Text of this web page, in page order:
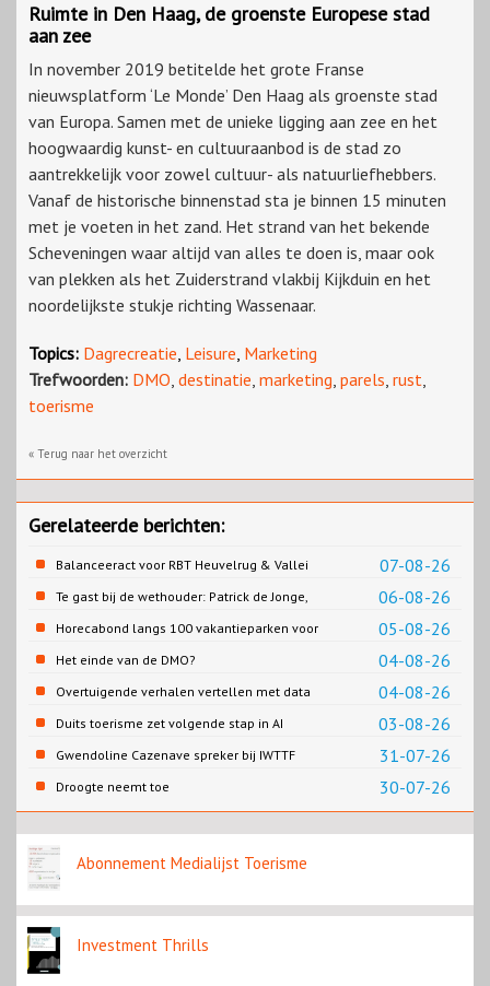
Ruimte in Den Haag, de groenste Europese stad
aan zee
In november 2019 betitelde het grote Franse
nieuwsplatform ‘Le Monde’ Den Haag als groenste stad
van Europa. Samen met de unieke ligging aan zee en het
hoogwaardig kunst- en cultuuraanbod is de stad zo
aantrekkelijk voor zowel cultuur- als natuurliefhebbers.
Vanaf de historische binnenstad sta je binnen 15 minuten
met je voeten in het zand. Het strand van het bekende
Scheveningen waar altijd van alles te doen is, maar ook
van plekken als het Zuiderstrand vlakbij Kijkduin en het
noordelijkste stukje richting Wassenaar.
Topics: Dagrecreatie, Leisure, Marketing
Trefwoorden: DMO, destinatie, marketing, parels, rust,
toerisme
« Terug naar het overzicht
Gerelateerde berichten:
07-08-26
Balanceeract voor RBT Heuvelrug & Vallei
06-08-26
Te gast bij de wethouder: Patrick de Jonge,
Gemeente Emmen
05-08-26
Horecabond langs 100 vakantieparken voor
Cao-recreatie
04-08-26
Het einde van de DMO?
04-08-26
Overtuigende verhalen vertellen met data
03-08-26
Duits toerisme zet volgende stap in AI
content
31-07-26
Gwendoline Cazenave spreker bij IWTTF
congres in Utrecht
30-07-26
Droogte neemt toe
Abonnement Medialijst Toerisme
Investment Thrills